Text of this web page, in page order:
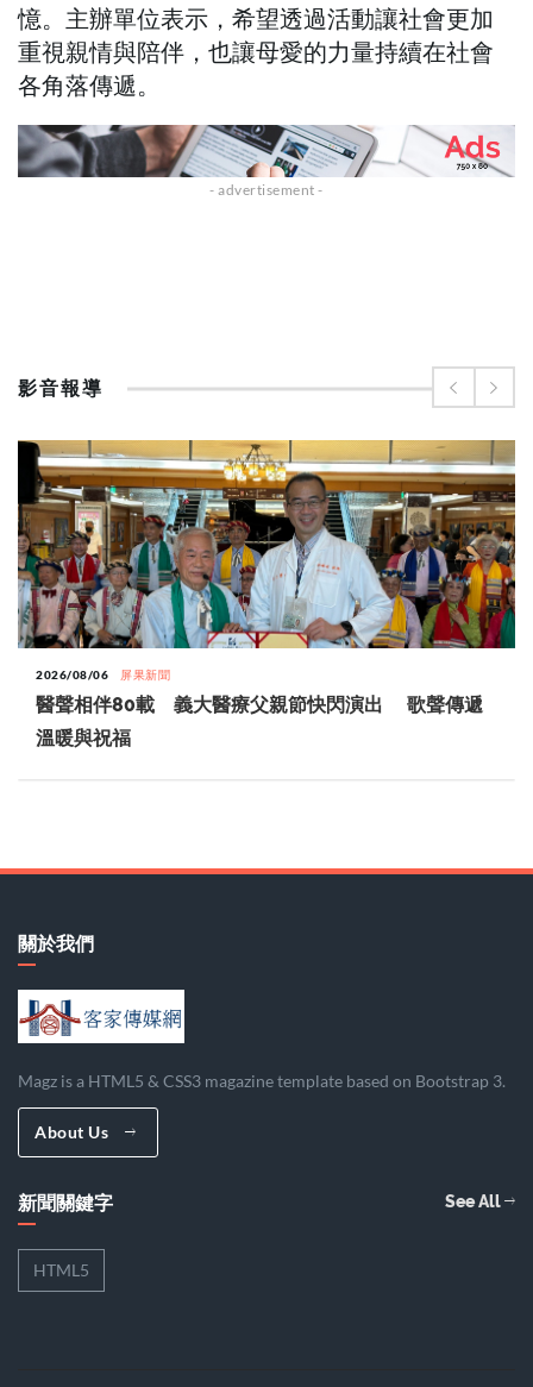
憶。主辦單位表示，希望透過活動讓社會更加
重視親情與陪伴，也讓母愛的力量持續在社會
各角落傳遞。
影音報導
2026/08/06 屏果新聞
醫聲相伴80載 義大醫療父親節快閃演出 歌聲傳遞
溫暖與祝福
關於我們
Magz is a HTML5 & CSS3 magazine template based on Bootstrap 3.
About Us
新聞關鍵字 See All
HTML5